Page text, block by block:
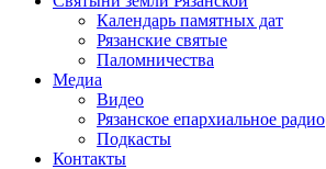
Календарь памятных дат
Рязанские святые
Паломничества
Медиа
Видео
Рязанское епархиальное радио
Подкасты
Контакты